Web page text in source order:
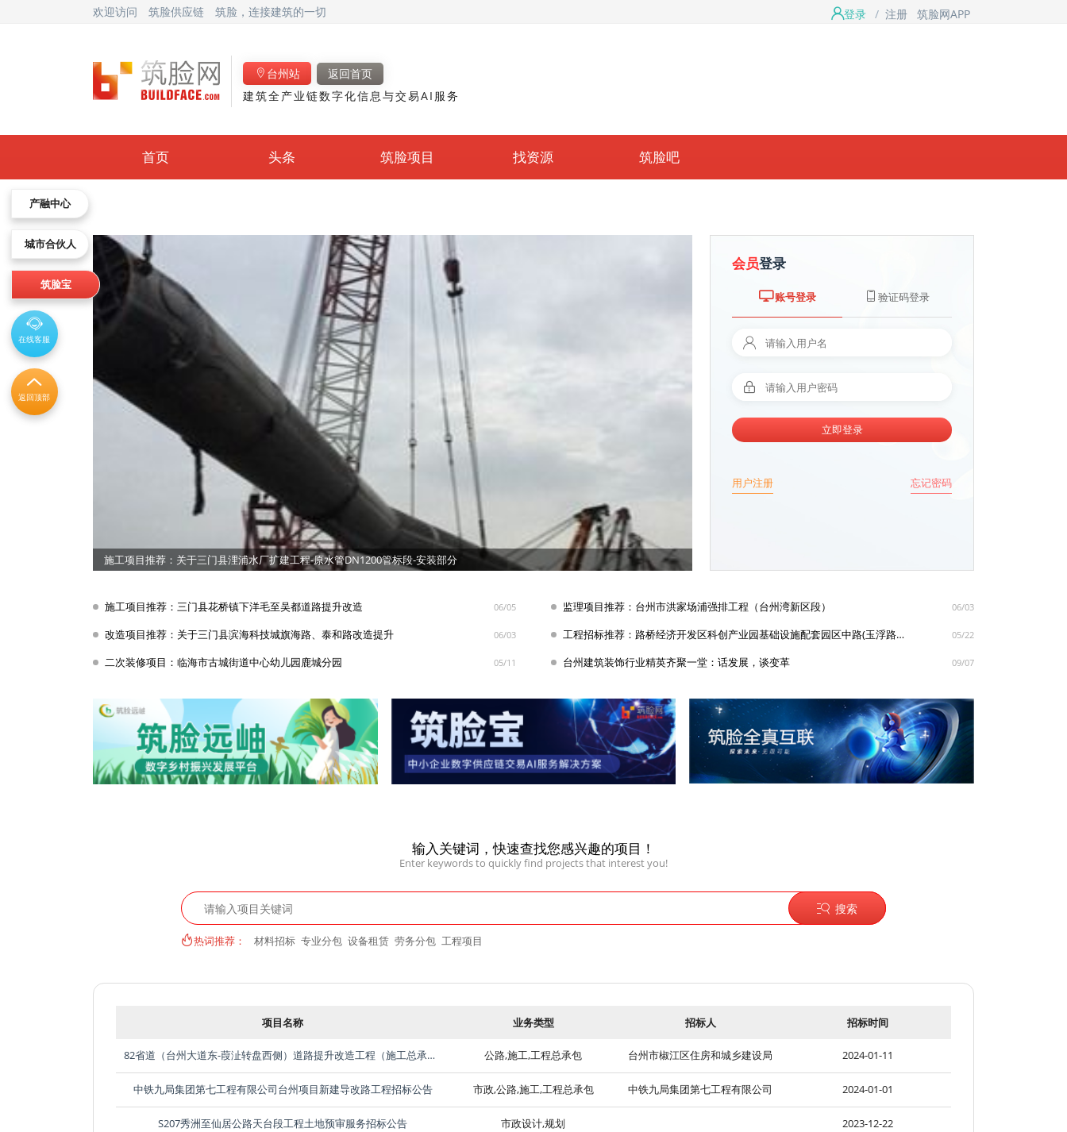
欢迎访问 筑脸供应链 筑脸，连接建筑的一切 登录 / 注册 筑脸网APP
台州站
返回首页
建筑全产业链数字化信息与交易AI服务
首页 头条 筑脸项目 找资源 筑脸吧
产融中心
城市合伙人
筑脸宝
在线客服
返回顶部
施工项目推荐：关于三门县浬浦水厂扩建工程-原水管DN1200管标段-安装部分
会员登录
账号登录 验证码登录
立即登录
用户注册 忘记密码
施工项目推荐：三门县花桥镇下洋毛至吴都道路提升改造 06/05 监理项目推荐：台州市洪家场浦强排工程（台州湾新区段） 06/03
改造项目推荐：关于三门县滨海科技城旗海路、泰和路改造提升 06/03 工程招标推荐：路桥经济开发区科创产业园基础设施配套园区中路(玉浮路~路泽太)（二期） 05/22
二次装修项目：临海市古城街道中心幼儿园鹿城分园 05/11 台州建筑装饰行业精英齐聚一堂：话发展，谈变革 09/07
输入关键词，快速查找您感兴趣的项目！
Enter keywords to quickly find projects that interest you!
搜索
热词推荐： 材料招标 专业分包 设备租赁 劳务分包 工程项目
项目名称 业务类型 招标人 招标时间
82省道（台州大道东-葭沚转盘西侧）道路提升改造工程（施工总承包）招标公告[A3310011060003633001001] 公路,施工,工程总承包 台州市椒江区住房和城乡建设局 2024-01-11
中铁九局集团第七工程有限公司台州项目新建导改路工程招标公告 市政,公路,施工,工程总承包 中铁九局集团第七工程有限公司 2024-01-01
S207秀洲至仙居公路天台段工程土地预审服务招标公告 市政设计,规划 2023-12-22